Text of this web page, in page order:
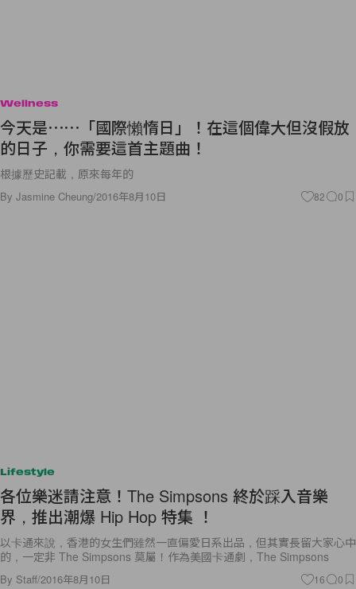
Wellness
今天是⋯⋯「國際懶惰日」！在這個偉大但沒假放
的日子，你需要這首主題曲！
根據歷史記載，原來每年的
By Jasmine Cheung/2016年8月10日 82 0
Lifestyle
各位樂迷請注意！The Simpsons 終於踩入音樂
界，推出潮爆 Hip Hop 特集 ！
以卡通來說，香港的女生們雖然一直偏愛日系出品，但其實長留大家心中
的，一定非 The Simpsons 莫屬！作為美國卡通劇，The Simpsons
By Staff/2016年8月10日 16 0